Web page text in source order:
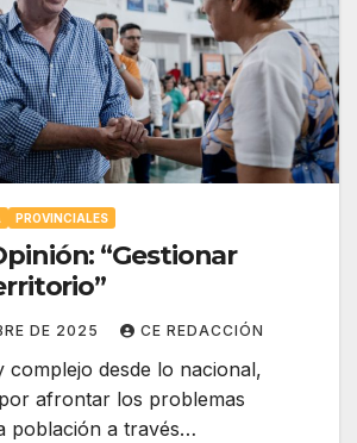
PROVINCIALES
“Gestionar
DE 2025 CE REDACCIÓN
complejo desde lo nacional,
afrontar los problemas
población a través…